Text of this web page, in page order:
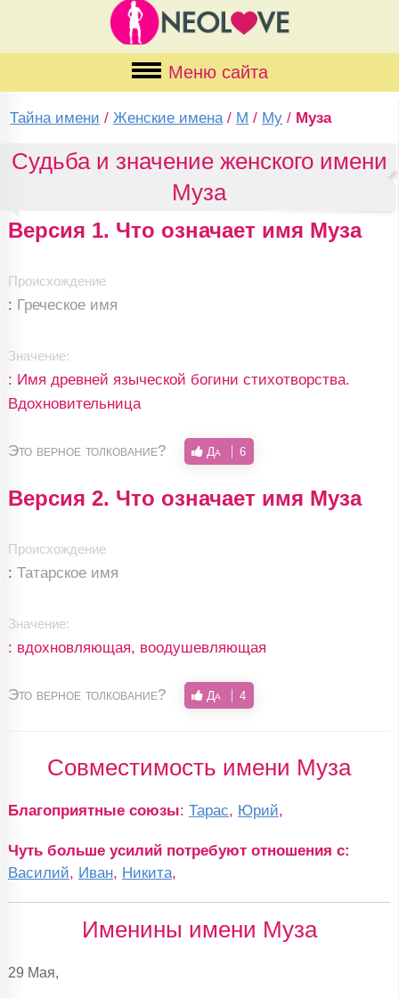
Меню сайта
Тайна имени /Женские имена / М / Му / Муза
Судьба и значение женского имени
Муза
Версия 1. Что означает имя Муза
Происхождение
: Греческое имя
Значение:
: Имя древней языческой богини стихотворства.
Вдохновительница
Это верное толкование? Да 6
Версия 2. Что означает имя Муза
Происхождение
: Татарское имя
Значение:
: вдохновляющая, воодушевляющая
Это верное толкование? Да 4
Совместимость имени Муза
Благоприятные союзы: Тарас, Юрий,
Чуть больше усилий потребуют отношения с:
Василий, Иван, Никита,
Именины имени Муза
29 Мая,